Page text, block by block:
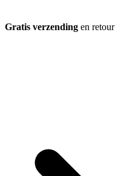
Gratis verzending en retour